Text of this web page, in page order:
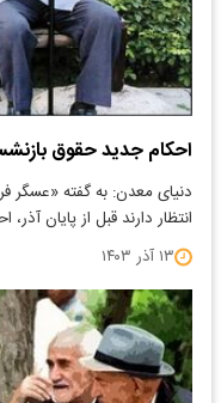
احکام جدید حقوق
دنیای معدن: به گفته «عسگر
انتظار دارند قبل از پایان
۱۳ آذر ۱۴۰۳